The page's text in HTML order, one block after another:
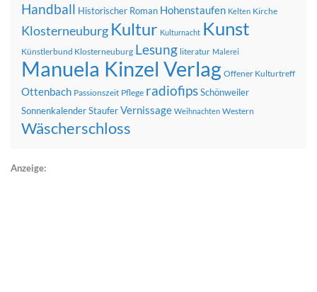
Handball Historischer Roman Hohenstaufen Kelten Kirche
Klosterneuburg Kultur Kulturnacht Kunst
Künstlerbund Klosterneuburg Lesung literatur Malerei
Manuela Kinzel Verlag Offener Kulturtreff
Ottenbach Passionszeit Pflege radiofipsSchönweiler
SonnenkalenderStauferVernissage Weihnachten Western
Wäscherschloss
Anzeige: